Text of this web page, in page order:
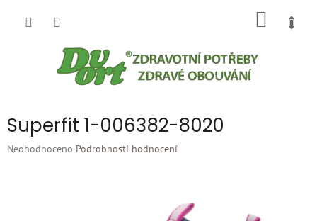
Superfit 1-006382-8020
Průměrné
Neohodnoceno Podrobnosti hodnocení